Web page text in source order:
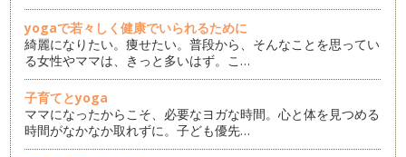
yogaで若々しく健康でいられるために
綺麗になりたい。痩せたい。普段から、そんなことを思ってい
る女性やママは、きっと多いはず。こ…
子育てとyoga
ママになったからこそ、必要なヨガな時間。心と体を見つめる
時間がなかなか取れずに。子ども優先…